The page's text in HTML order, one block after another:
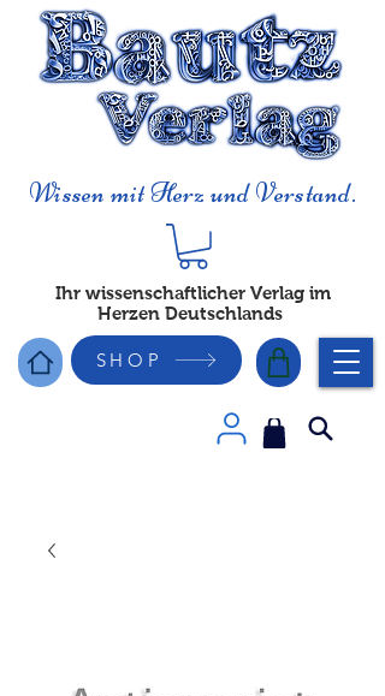
Wissen mit Herz und Verstand.
Ihr wissenschaftlicher Verlag im
Herzen Deutschlands
SHOP